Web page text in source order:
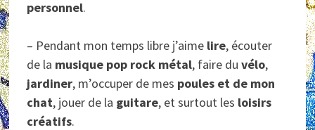
personnel.
– Pendant mon temps libre j’aime lire, écouter
de la musique pop rock métal, faire duvélo,
jardiner, m’occuper de mes poules et de mon
chat, jouer de la guitare, et surtout les loisirs
créatifs.